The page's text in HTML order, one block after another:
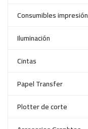
Consumibles impresión
Iluminación
Cintas
Papel Transfer
Plotter de corte